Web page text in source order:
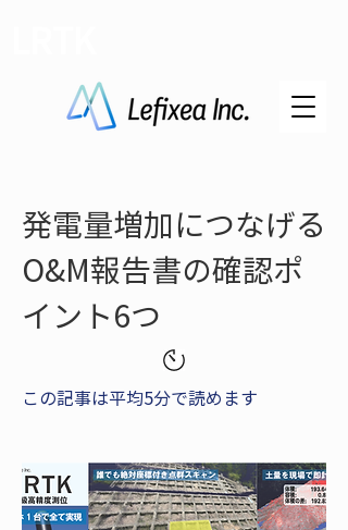
発電量増加につなげる
O&M報告書の確認ポ
イント6つ
この記事は平均5分で読めます